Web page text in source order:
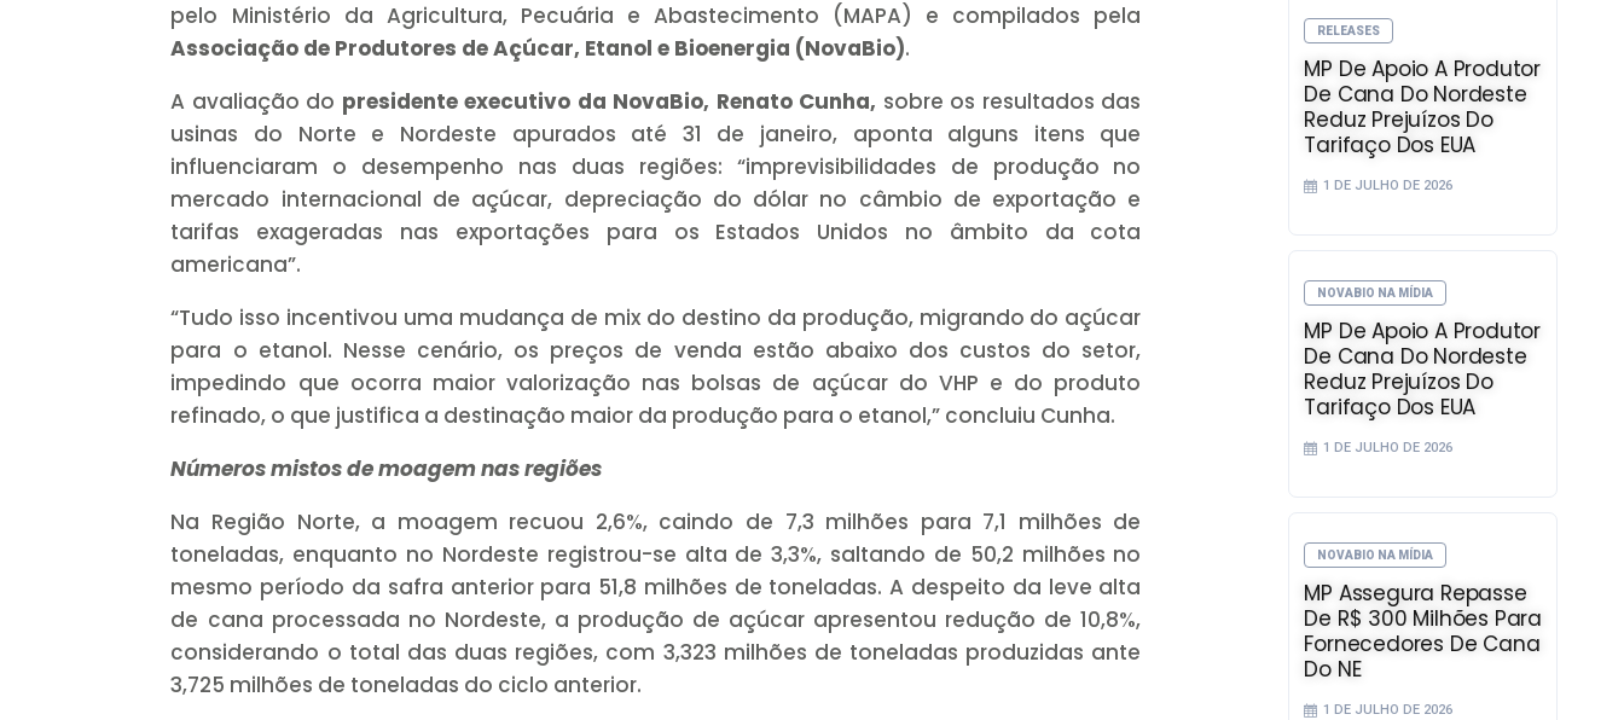
pelo Ministério da Agricultura, Pecuária e Abastecimento (MAPA) e compilados pela
Associação de Produtores de Açúcar, Etanol e Bioenergia (NovaBio).
A avaliação do presidente executivo da NovaBio, Renato Cunha, sobre os resultados das
usinas do Norte e Nordeste apurados até 31 de janeiro, aponta alguns itens que
influenciaram o desempenho nas duas regiões: “imprevisibilidades de produção no
mercado internacional de açúcar, depreciação do dólar no câmbio de exportação e
tarifas exageradas nas exportações para os Estados Unidos no âmbito da cota
americana”.
“Tudo isso incentivou uma mudança de mix do destino da produção, migrando do açúcar
para o etanol. Nesse cenário, os preços de venda estão abaixo dos custos do setor,
impedindo que ocorra maior valorização nas bolsas de açúcar do VHP e do produto
refinado, o que justifica a destinação maior da produção para o etanol,” concluiu Cunha.
Números mistos de moagem nas regiões
Na Região Norte, a moagem recuou 2,6%, caindo de 7,3 milhões para 7,1 milhões de
toneladas, enquanto no Nordeste registrou-se alta de 3,3%, saltando de 50,2 milhões no
mesmo período da safra anterior para 51,8 milhões de toneladas. A despeito da leve alta
de cana processada no Nordeste, a produção de açúcar apresentou redução de 10,8%,
considerando o total das duas regiões, com 3,323 milhões de toneladas produzidas ante
3,725 milhões de toneladas do ciclo anterior.
RELEASES
MP De Apoio A Produtor
De Cana Do Nordeste
Reduz Prejuízos Do
Tarifaço Dos EUA
1 DE JULHO DE 2026
NOVABIO NA MÍDIA
MP De Apoio A Produtor
De Cana Do Nordeste
Reduz Prejuízos Do
Tarifaço Dos EUA
1 DE JULHO DE 2026
NOVABIO NA MÍDIA
MP Assegura Repasse
De R$ 300 Milhões Para
Fornecedores De Cana
Do NE
1 DE JULHO DE 2026